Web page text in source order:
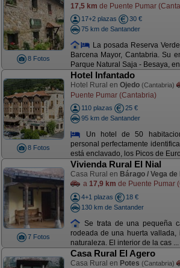
8 Fotos
17,5 km de Puente Pumar
17+2 plazas
30 €
75 km de Santander
La posada Reserva
Barcena Mayor, Cantabria. Su
Parque Natural Saja - Besaya,
8 Fotos
Hotel Infantado
Hotel Rural en Ojedo (Cantabria)
Puente Pumar (Cantabria)
110 plazas
25 €
95 km de Santander
Un hotel de 50
personal perfectamente
está enclavado, los Picos de
7 Fotos
Vivienda Rural El Nial
Casa Rural en Bárago / Vega de
a 17,9 km de Puente Pumar
4+1 plazas
18 €
130 km de Santander
Se trata de una pequeña
rodeada de una huerta
naturaleza. El interior de la cas ...
Casa Rural El Agero
Casa Rural en Potes (Cantabria)